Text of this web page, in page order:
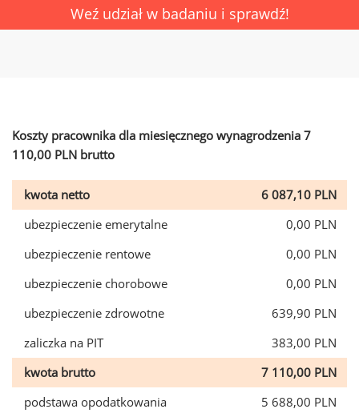
Weź udział w badaniu i sprawdź!
Koszty pracownika dla miesięcznego wynagrodzenia 7
110,00 PLN brutto
kwota netto
6 087,10 PLN
ubezpieczenie emerytalne
0,00 PLN
ubezpieczenie rentowe
0,00 PLN
ubezpieczenie chorobowe
0,00 PLN
ubezpieczenie zdrowotne
639,90 PLN
zaliczka na PIT
383,00 PLN
kwota brutto
7 110,00 PLN
podstawa opodatkowania
5 688,00 PLN